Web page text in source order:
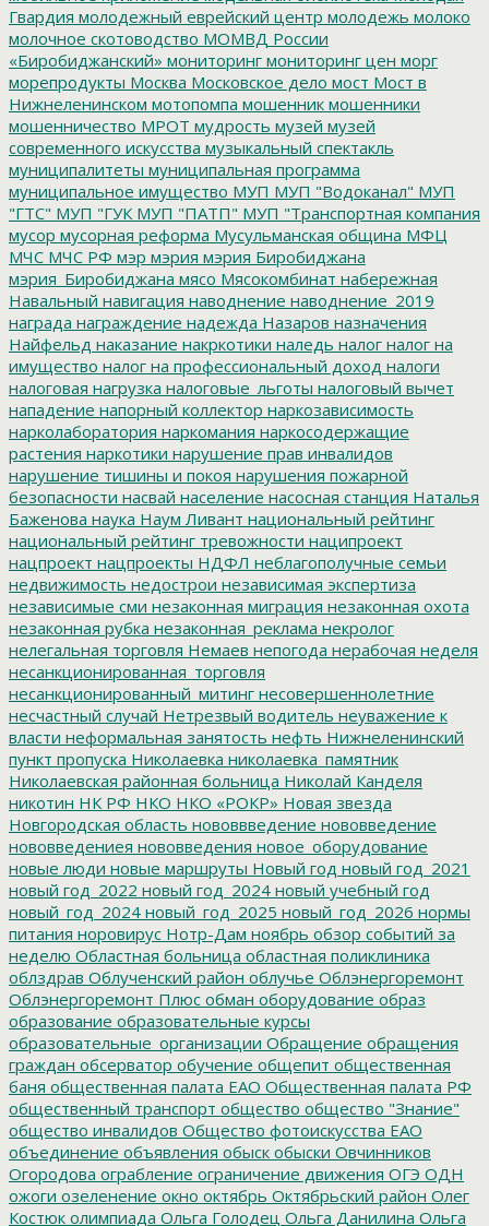
Гвардия молодежный еврейский центр молодежь молоко
молочное скотоводство МОМВД России
«Биробиджанский» мониторинг мониторинг цен морг
морепродукты Москва Московское дело мост Мост в
Нижнеленинском мотопомпа мошенник мошенники
мошенничество МРОТ мудрость музей музей
современного искусства музыкальный спектакль
муниципалитеты муниципальная программа
муниципальное имущество МУП МУП "Водоканал" МУП
"ГТС" МУП "ГУК МУП "ПАТП" МУП "Транспортная компания
мусор мусорная реформа Мусульманская община МФЦ
МЧС МЧС РФ мэр мэрия мэрия Биробиджана
мэрия_Биробиджана мясо Мясокомбинат набережная
Навальный навигация наводнение наводнение_2019
награда награждение надежда Назаров назначения
Найфельд наказание накркотики наледь налог налог на
имущество налог на профессиональный доход налоги
налоговая нагрузка налоговые_льготы налоговый вычет
нападение напорный коллектор наркозависимость
нарколаборатория наркомания наркосодержащие
растения наркотики нарушение прав инвалидов
нарушение тишины и покоя нарушения пожарной
безопасности насвай население насосная станция Наталья
Баженова наука Наум Ливант национальный рейтинг
национальный рейтинг тревожности наципроект
нацпроект нацпроекты НДФЛ неблагополучные семьи
недвижимость недострои независимая экспертиза
независимые сми незаконная миграция незаконная охота
незаконная рубка незаконная_реклама некролог
нелегальная торговля Немаев непогода нерабочая неделя
несанкционированная_торговля
несанкционированный_митинг несовершеннолетние
несчастный случай Нетрезвый водитель неуважение к
власти неформальная занятость нефть Нижнеленинский
пункт пропуска Николаевка николаевка_памятник
Николаевская районная больница Николай Канделя
никотин НК РФ НКО НКО «РОКР» Новая звезда
Новгородская область нововвведение нововведение
нововведениея нововведения новое_оборудование
новые люди новые маршруты Новый год новый год_2021
новый год_2022 новый год_2024 новый учебный год
новый_год_2024 новый_год_2025 новый_год_2026 нормы
питания норовирус Нотр-Дам ноябрь обзор событий за
неделю Областная больница областная поликлиника
облздрав Облученский район облучье Облэнергоремонт
Облэнергоремонт Плюс обман оборудование образ
образование образовательные курсы
образовательные_организации Обращение обращения
граждан обсерватор обучение общепит общественная
баня общественная палата ЕАО Общественная палата РФ
общественный транспорт общество общество "Знание"
общество инвалидов Общество фотоискусства ЕАО
объединение объявления обыск обыски Овчинников
Огородова ограбление ограничение движения ОГЭ ОДН
ожоги озеленение окно октябрь Октябрьский район Олег
Костюк олимпиада Ольга Голодец Ольга Данилина Ольга